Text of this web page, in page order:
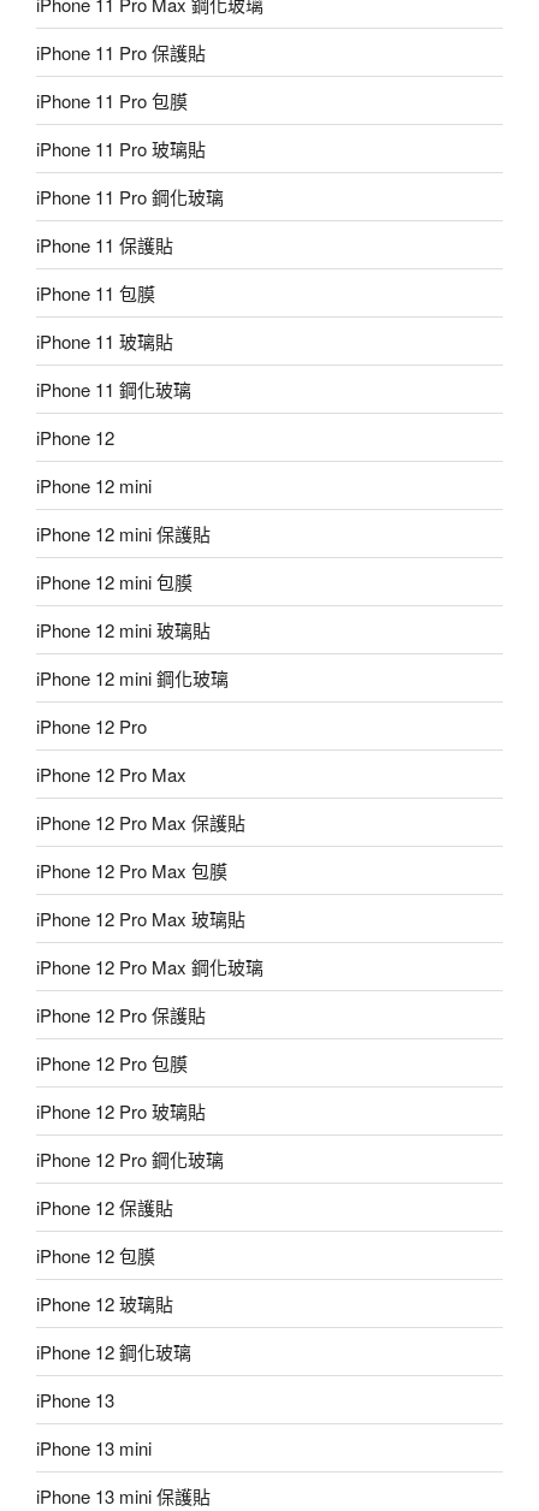
iPhone 11 Pro 保護貼
iPhone 11 Pro 包膜
iPhone 11 Pro 玻璃貼
iPhone 11 Pro 鋼化玻璃
iPhone 11 保護貼
iPhone 11 包膜
iPhone 11 玻璃貼
iPhone 11 鋼化玻璃
iPhone 12
iPhone 12 mini
iPhone 12 mini 保護貼
iPhone 12 mini 包膜
iPhone 12 mini 玻璃貼
iPhone 12 mini 鋼化玻璃
iPhone 12 Pro
iPhone 12 Pro Max
iPhone 12 Pro Max 保護貼
iPhone 12 Pro Max 包膜
iPhone 12 Pro Max 玻璃貼
iPhone 12 Pro Max 鋼化玻璃
iPhone 12 Pro 保護貼
iPhone 12 Pro 包膜
iPhone 12 Pro 玻璃貼
iPhone 12 Pro 鋼化玻璃
iPhone 12 保護貼
iPhone 12 包膜
iPhone 12 玻璃貼
iPhone 12 鋼化玻璃
iPhone 13
iPhone 13 mini
iPhone 13 mini 保護貼